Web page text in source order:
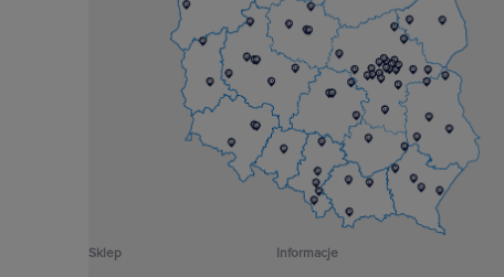
Sklep Informacje